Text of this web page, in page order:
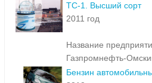
ТС-1. Высший сорт
2011 год
Название
Газпромнефть-
Бензин